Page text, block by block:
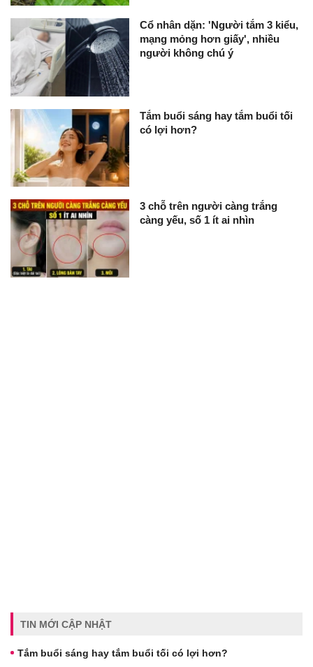
Cổ nhân dặn: 'Người tắm 3 kiểu,
mạng mỏng hơn giấy', nhiều
người không chú ý
Tắm buổi sáng hay tắm buổi tối
có lợi hơn?
3 chỗ trên người càng trắng
càng yếu, số 1 ít ai nhìn
TIN MỚI CẬP NHẬT
Tắm buổi sáng hay tắm buổi tối có lợi hơn?